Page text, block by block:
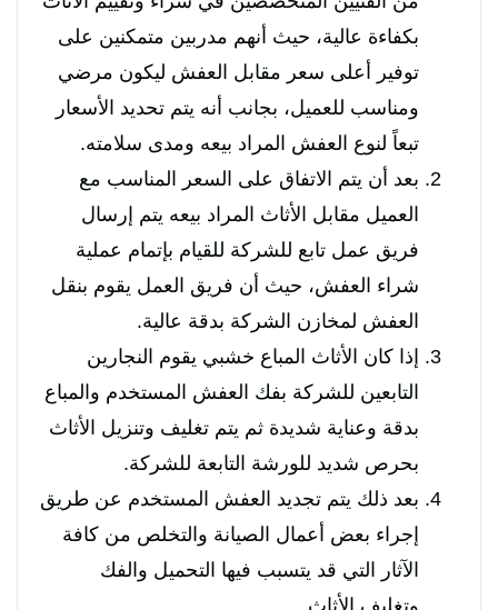
بكفاءة عالية، حيث أنهم مدربين متمكنين على
توفير أعلى سعر مقابل العفش ليكون مرضي
ومناسب للعميل، بجانب أنه يتم تحديد الأسعار
تبعاً لنوع العفش المراد بيعه ومدى سلامته.
بعد أن يتم الاتفاق على السعر المناسب مع
العميل مقابل الأثاث المراد بيعه يتم إرسال
فريق عمل تابع للشركة للقيام بإتمام عملية
شراء العفش، حيث أن فريق العمل يقوم بنقل
العفش لمخازن الشركة بدقة عالية.
إذا كان الأثاث المباع خشبي يقوم النجارين
التابعين للشركة بفك العفش المستخدم والمباع
بدقة وعناية شديدة ثم يتم تغليف وتنزيل الأثاث
بحرص شديد للورشة التابعة للشركة.
بعد ذلك يتم تجديد العفش المستخدم عن طريق
إجراء بعض أعمال الصيانة والتخلص من كافة
الآثار التي قد يتسبب فيها التحميل والفك
وتغليف الأثاث.